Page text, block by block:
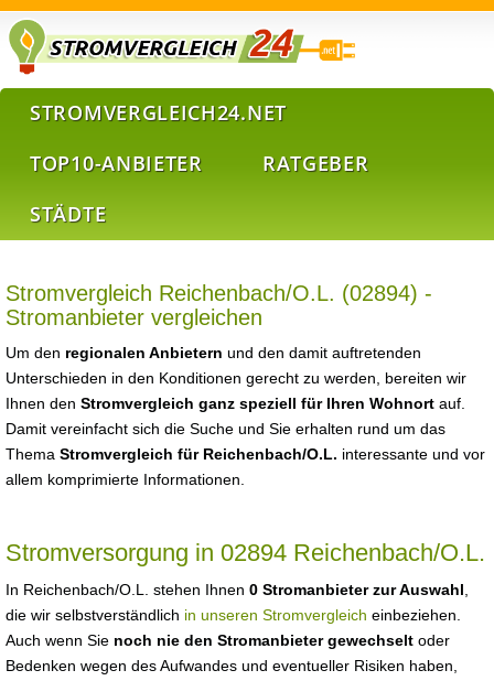
STROMVERGLEICH24.NET
TOP10-ANBIETER
RATGEBER
STÄDTE
Stromvergleich Reichenbach/O.L. (02894) -
Stromanbieter vergleichen
Um den regionalen Anbietern und den damit auftretenden
Unterschieden in den Konditionen gerecht zu werden, bereiten wir
Ihnen den Stromvergleich ganz speziell für Ihren Wohnort auf.
Damit vereinfacht sich die Suche und Sie erhalten rund um das
Thema Stromvergleich für Reichenbach/O.L. interessante und vor
allem komprimierte Informationen.
Stromversorgung in 02894 Reichenbach/O.L.
In Reichenbach/O.L. stehen Ihnen 0 Stromanbieter zur Auswahl
die wir selbstverständlich in unseren Stromvergleich einbeziehen.
Auch wenn Sie noch nie den Stromanbieter gewechselt oder
Bedenken wegen des Aufwandes und eventueller Risiken haben,